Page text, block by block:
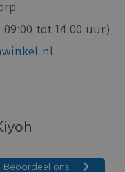
tot 14:00 uur)